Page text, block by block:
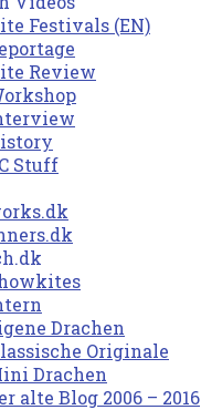
Festivals (EN)
Review
Stuff
Drachen
Originale
Drachen
alte Blog 2006 – 2016